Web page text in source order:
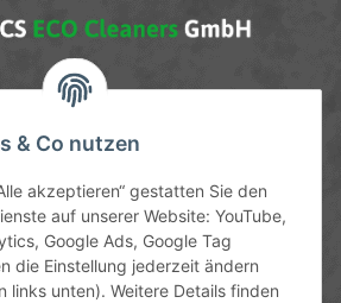
& Co nutzen
akzeptieren“ gestatten Sie den
auf unserer Website: YouTube,
Google Ads, Google Tag
die Einstellung jederzeit ändern
links unten). Weitere Details finden
13:00-17:00 Uhr
11-13